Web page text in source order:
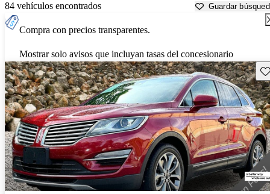
84 vehículos encontrados Guardar
Compra con precios transparentes.
Mostrar solo avisos que incluyan tasas del concesionario